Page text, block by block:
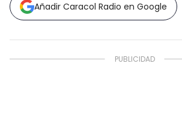
Añadir Caracol Radio en Google